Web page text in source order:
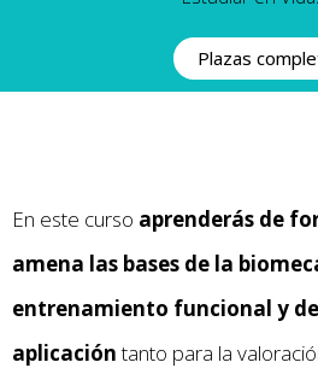
Plazas
En este curso aprenderás de
amena las bases de la
entrenamiento funcional y
aplicacióntanto para la